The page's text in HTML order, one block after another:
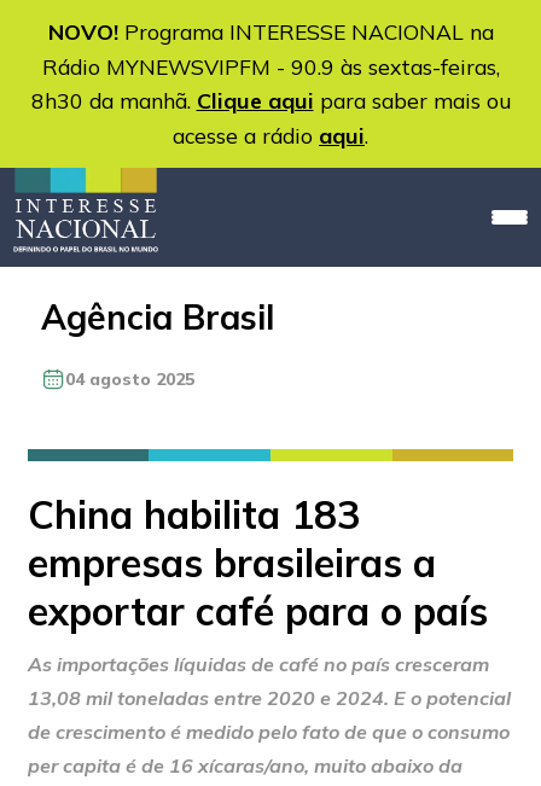
NOVO!Programa INTERESSE NACIONAL na
Rádio MYNEWSVIPFM - 90.9 às sextas-feiras,
8h30 da manhã. Clique aqui para saber mais ou
acesse a rádio aqui.
Agência Brasil
04 agosto 2025
China habilita 183
empresas brasileiras a
exportar café para o país
As importações líquidas de café no país cresceram
13,08 mil toneladas entre 2020 e 2024. E o potencial
de crescimento é medido pelo fato de que o consumo
per capita é de 16 xícaras/ano, muito abaixo da